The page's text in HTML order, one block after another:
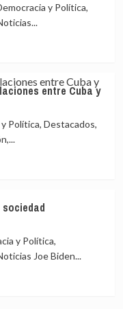
y Política,
entre Cuba y
Política, Destacados,
y Política,
Joe Biden...